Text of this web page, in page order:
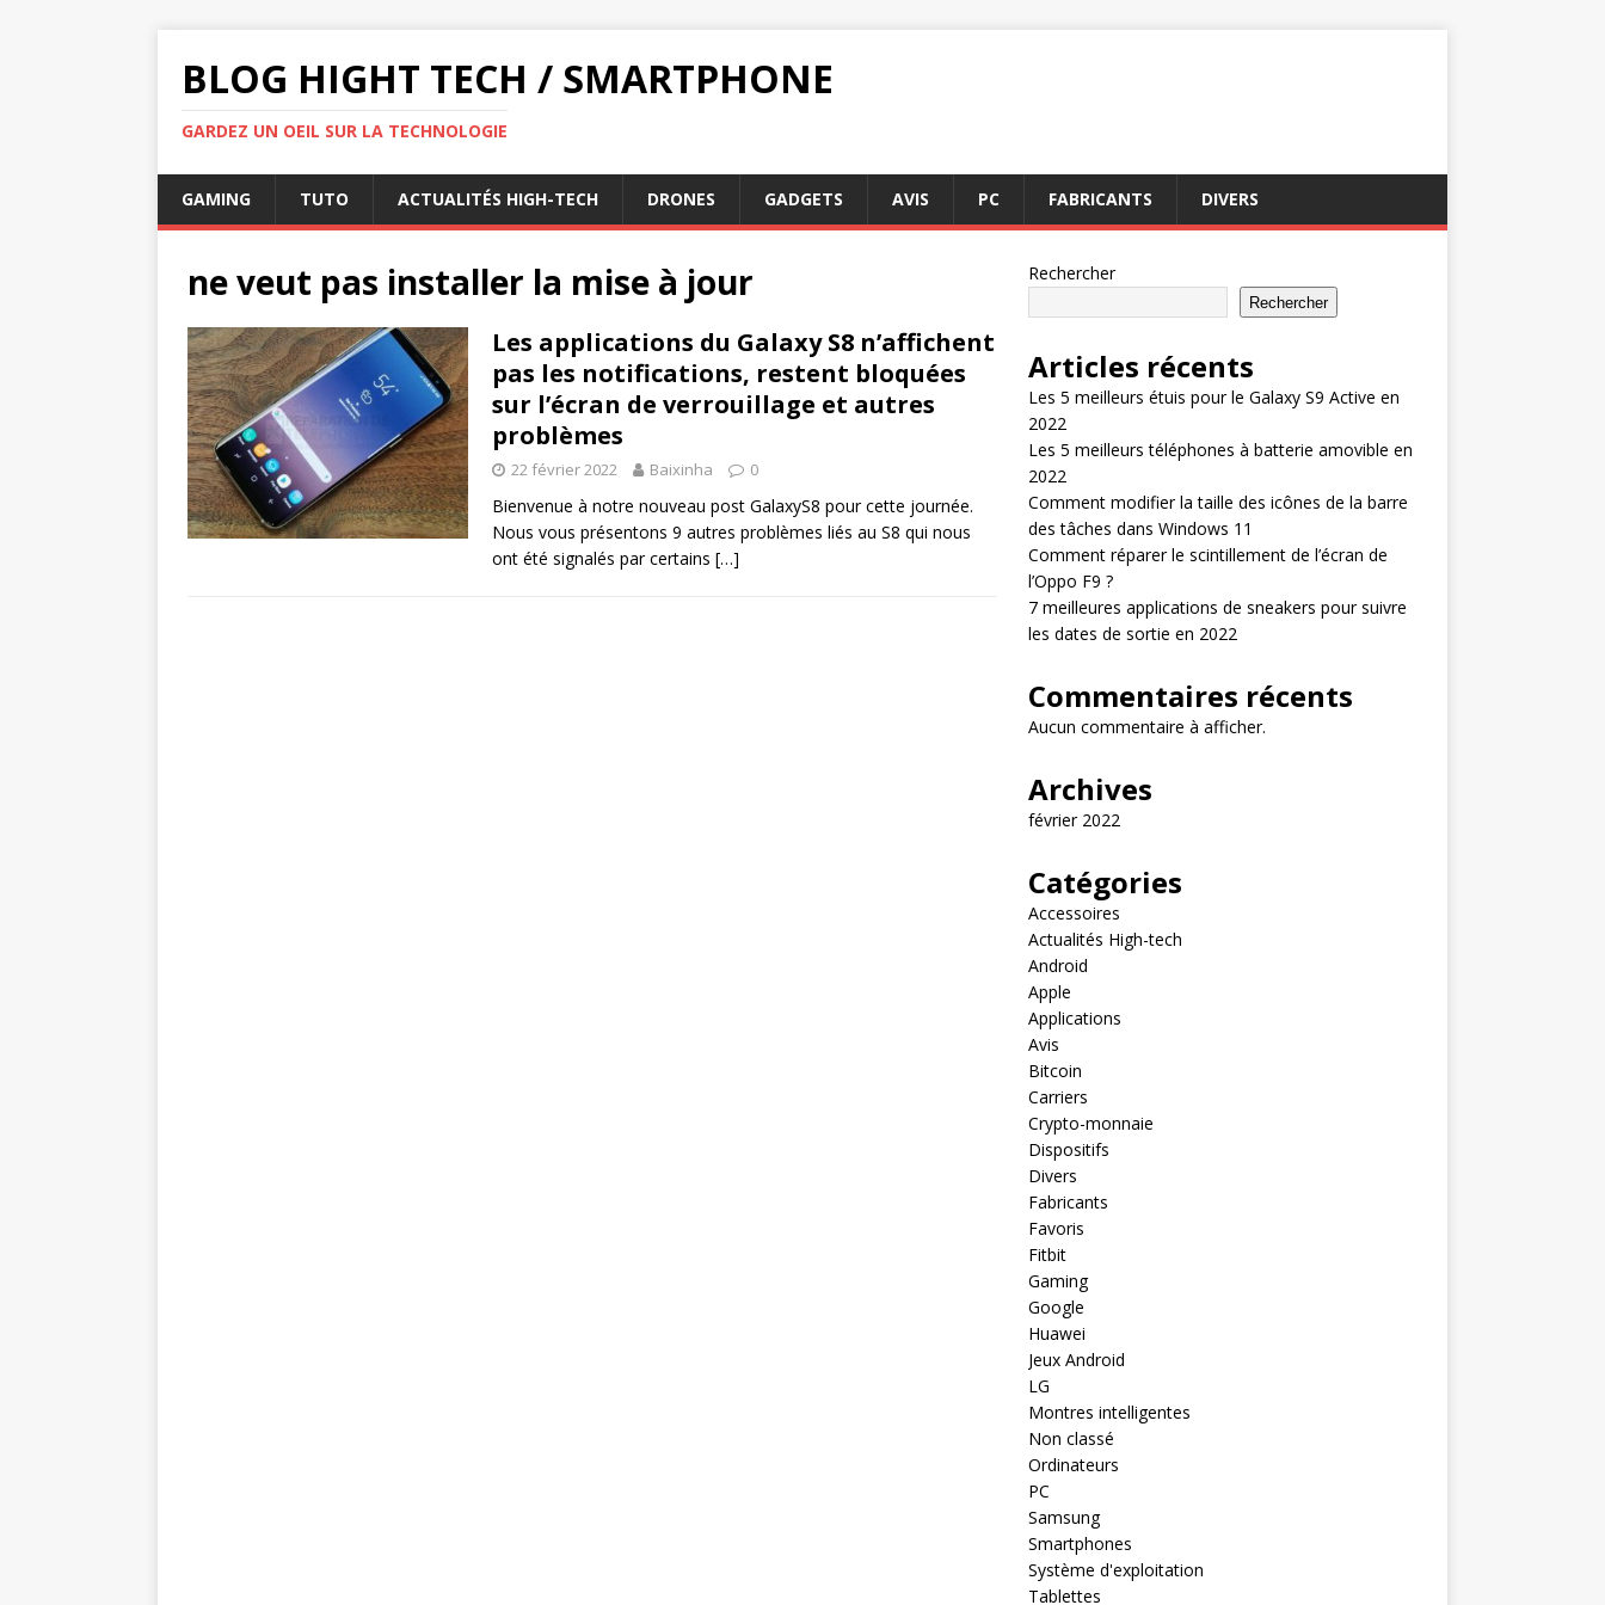
BLOG HIGHT TECH / SMARTPHONE
GARDEZ UN OEIL SUR LA TECHNOLOGIE
GAMING TUTO ACTUALITÉS HIGH-TECH DRONES GADGETS AVIS PC FABRICANTS DIVERS
ne veut pas installer la mise à jour
Les applications du Galaxy S8 n’affichent
pas les notifications, restent bloquées
sur l’écran de verrouillage et autres
problèmes
22 février 2022 Baixinha 0
Bienvenue à notre nouveau post GalaxyS8 pour cette journée.
Nous vous présentons 9 autres problèmes liés au S8 qui nous
ont été signalés par certains […]
Rechercher
Rechercher
Articles récents
Les 5 meilleurs étuis pour le Galaxy S9 Active en
2022
Les 5 meilleurs téléphones à batterie amovible en
2022
Comment modifier la taille des icônes de la barre
des tâches dans Windows 11
Comment réparer le scintillement de l’écran de
l’Oppo F9 ?
7 meilleures applications de sneakers pour suivre
les dates de sortie en 2022
Commentaires récents
Aucun commentaire à afficher.
Archives
février 2022
Catégories
Accessoires
Actualités High-tech
Android
Apple
Applications
Avis
Bitcoin
Carriers
Crypto-monnaie
Dispositifs
Divers
Fabricants
Favoris
Fitbit
Gaming
Google
Huawei
Jeux Android
LG
Montres intelligentes
Non classé
Ordinateurs
PC
Samsung
Smartphones
Système d'exploitation
Tablettes